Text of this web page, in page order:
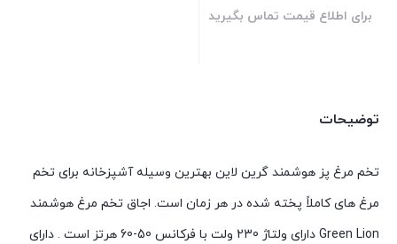
برای اطلاع قیمت تماس بگیرید
توضیحات
تخم مرغ پز هوشمند گرین لاین بهترین وسیله آشپزخانه برای تخم
مرغ های کاملاً پخته شده در هر زمان است. اجاق تخم مرغ هوشمند
Green Lion دارای ولتاژ 230 ولت با فرکانس 50-60 هرتز است . دارای